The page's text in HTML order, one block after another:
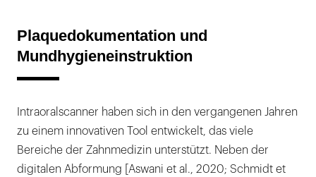
Plaquedokumentation und
Mundhygieneinstruktion
Intraoralscanner haben sich in den vergangenen Jahren
zu einem innovativen Tool entwickelt, das viele
Bereiche der Zahnmedizin unterstützt. Neben der
digitalen Abformung [Aswani et al., 2020; Schmidt et